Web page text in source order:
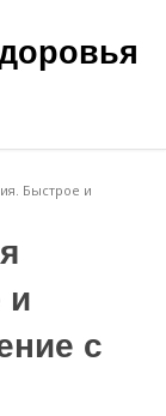
Быстрое и
и
с